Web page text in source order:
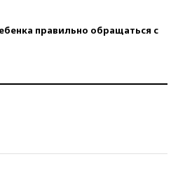
правильно обращаться с